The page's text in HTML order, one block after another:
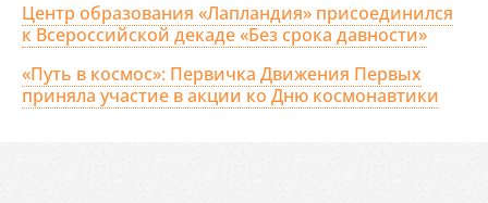
Центр образования «Лапландия» присоединился
к Всероссийской декаде «Без срока давности»
«Путь в космос»: Первичка Движения Первых
приняла участие в акции ко Дню космонавтики